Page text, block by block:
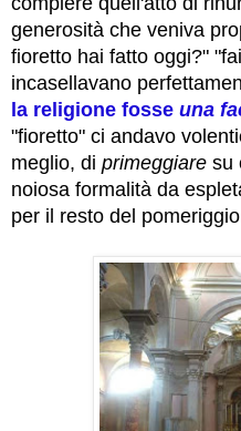
generosità che veniva
fioretto hai fatto oggi?"
incasellavano
la religione fosse una
"fioretto" ci andavo
meglio, di primeggiare su
noiosa formalità da
per il resto del